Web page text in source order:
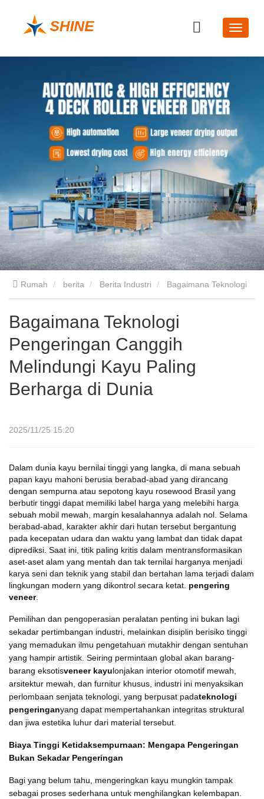
Rumah berita Berita Industri
Dunia
Bagaimana Teknologi
Pengeringan Canggih
Melindungi Kayu Paling
Berharga di Dunia
2025/11/25 15:20
Dalam dunia kayu bernilai tinggi yang langka, di mana sebuah
papan kayu mahoni berusia berabad-abad yang dirancang
dengan sempurna atau sepotong kayu rosewood Brasil yang
berbutir tinggi dapat memiliki label harga yang melebihi harga
sebuah mobil mewah, margin kesalahannya adalah nol. Selama
berabad-abad, karakter akhir dari hutan tersebut bergantung
pada kecepatan udara dan waktu yang lambat dan tidak dapat
diprediksi. Saat ini, titik paling kritis dalam mentransformasikan
aset-aset alam yang mentah dan tak ternilai harganya menjadi
karya seni dan teknik yang stabil dan bertahan lama terjadi dalam
lingkungan modern yang dikontrol secara ketat. pengering
veneer.
Pemilihan dan pengoperasian peralatan penting ini bukan lagi
sekadar pertimbangan industri, melainkan disiplin berisiko tinggi
yang memadukan ilmu pengetahuan mutakhir dengan sentuhan
yang hampir artistik. Seiring permintaan global akan barang-
barang eksotisveneer kayulonjakan interior otomotif mewah,
arsitektur mewah, dan furnitur khusus, industri ini menyaksikan
perlombaan senjata teknologi, yang berpusat padateknologi
pengeringanyang dapat mempertahankan integritas struktural
dan jiwa estetika luhur dari material tersebut.
Biaya Tinggi Ketidaksempurnaan: Mengapa Pengeringan
Bukan Sekadar Pengeringan
Bagi yang belum tahu, mengeringkan kayu mungkin tampak
sebagai proses sederhana untuk menghilangkan kelembapan.